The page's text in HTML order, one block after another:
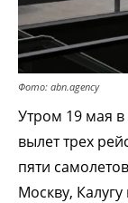
Фото: abn.agency
Утром 19 мая
вылет трех
пяти
Москву,